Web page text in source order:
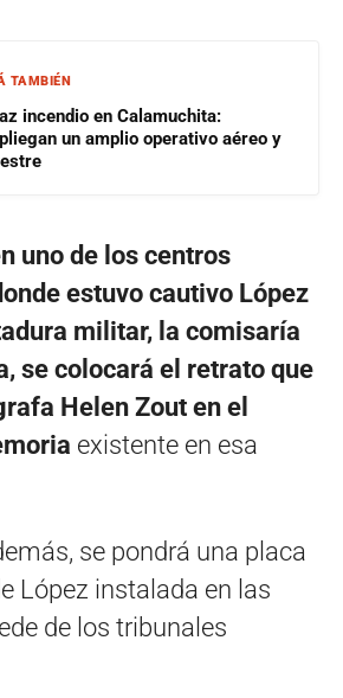
TAMBIÉN
incendio en Calamuchita:
un amplio operativo aéreo y
uno de los centros
estuvo cautivo López
militar, la comisaría
se colocará el retrato que
Helen Zout en el
existente en esa
se pondrá una placa
López instalada en las
de los tribunales